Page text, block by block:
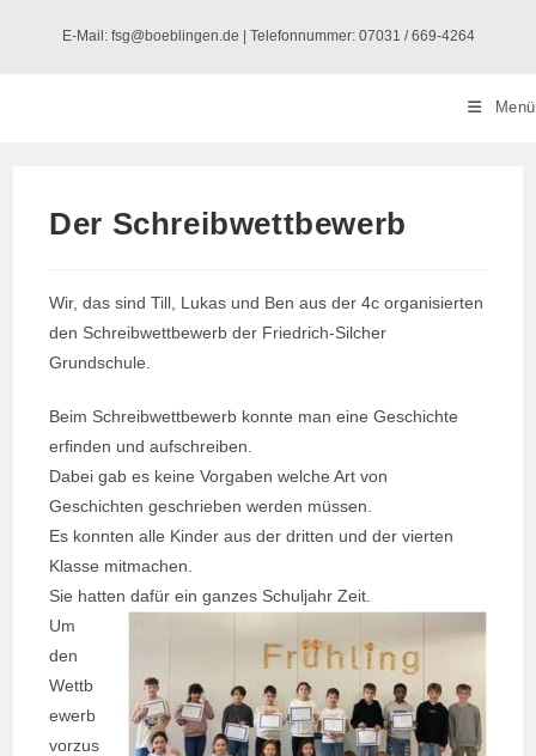
E-Mail: fsg@boeblingen.de | Telefonnummer: 07031 / 669-4264
Menü
Der Schreibwettbewerb
Wir, das sind Till, Lukas und Ben aus der 4c organisierten
den Schreibwettbewerb der Friedrich-Silcher
Grundschule.
Beim Schreibwettbewerb konnte man eine Geschichte
erfinden und aufschreiben.
Dabei gab es keine Vorgaben welche Art von
Geschichten geschrieben werden müssen.
Es konnten alle Kinder aus der dritten und der vierten
Klasse mitmachen.
Sie hatten dafür ein ganzes Schuljahr Zeit.
Um
den
Wettb
ewerb
vorzus